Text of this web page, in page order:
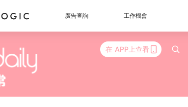
廣告查詢 工作機會
在 APP上查看